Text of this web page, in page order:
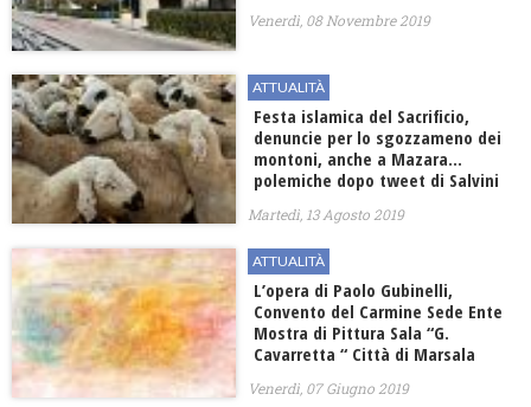
Venerdì, 08 Novembre 2019
ATTUALITÀ
Festa islamica del Sacrificio,
denuncie per lo sgozzameno dei
montoni, anche a Mazara…
polemiche dopo tweet di Salvini
Martedì, 13 Agosto 2019
ATTUALITÀ
L’opera di Paolo Gubinelli,
Convento del Carmine Sede Ente
Mostra di Pittura Sala “G.
Cavarretta “ Città di Marsala
Venerdì, 07 Giugno 2019